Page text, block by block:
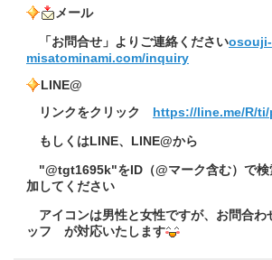
メール
「お問合せ」よりご連絡くださいosouji-
misatominami.com/inquiry
LINE@
リンクをクリック
https://line.me/R/
もしくはLINE、LINE@から
"@tgt1695k"をID（@マーク含む）で検
加してください
アイコンは男性と女性ですが、お問合
ッフ が対応いたします